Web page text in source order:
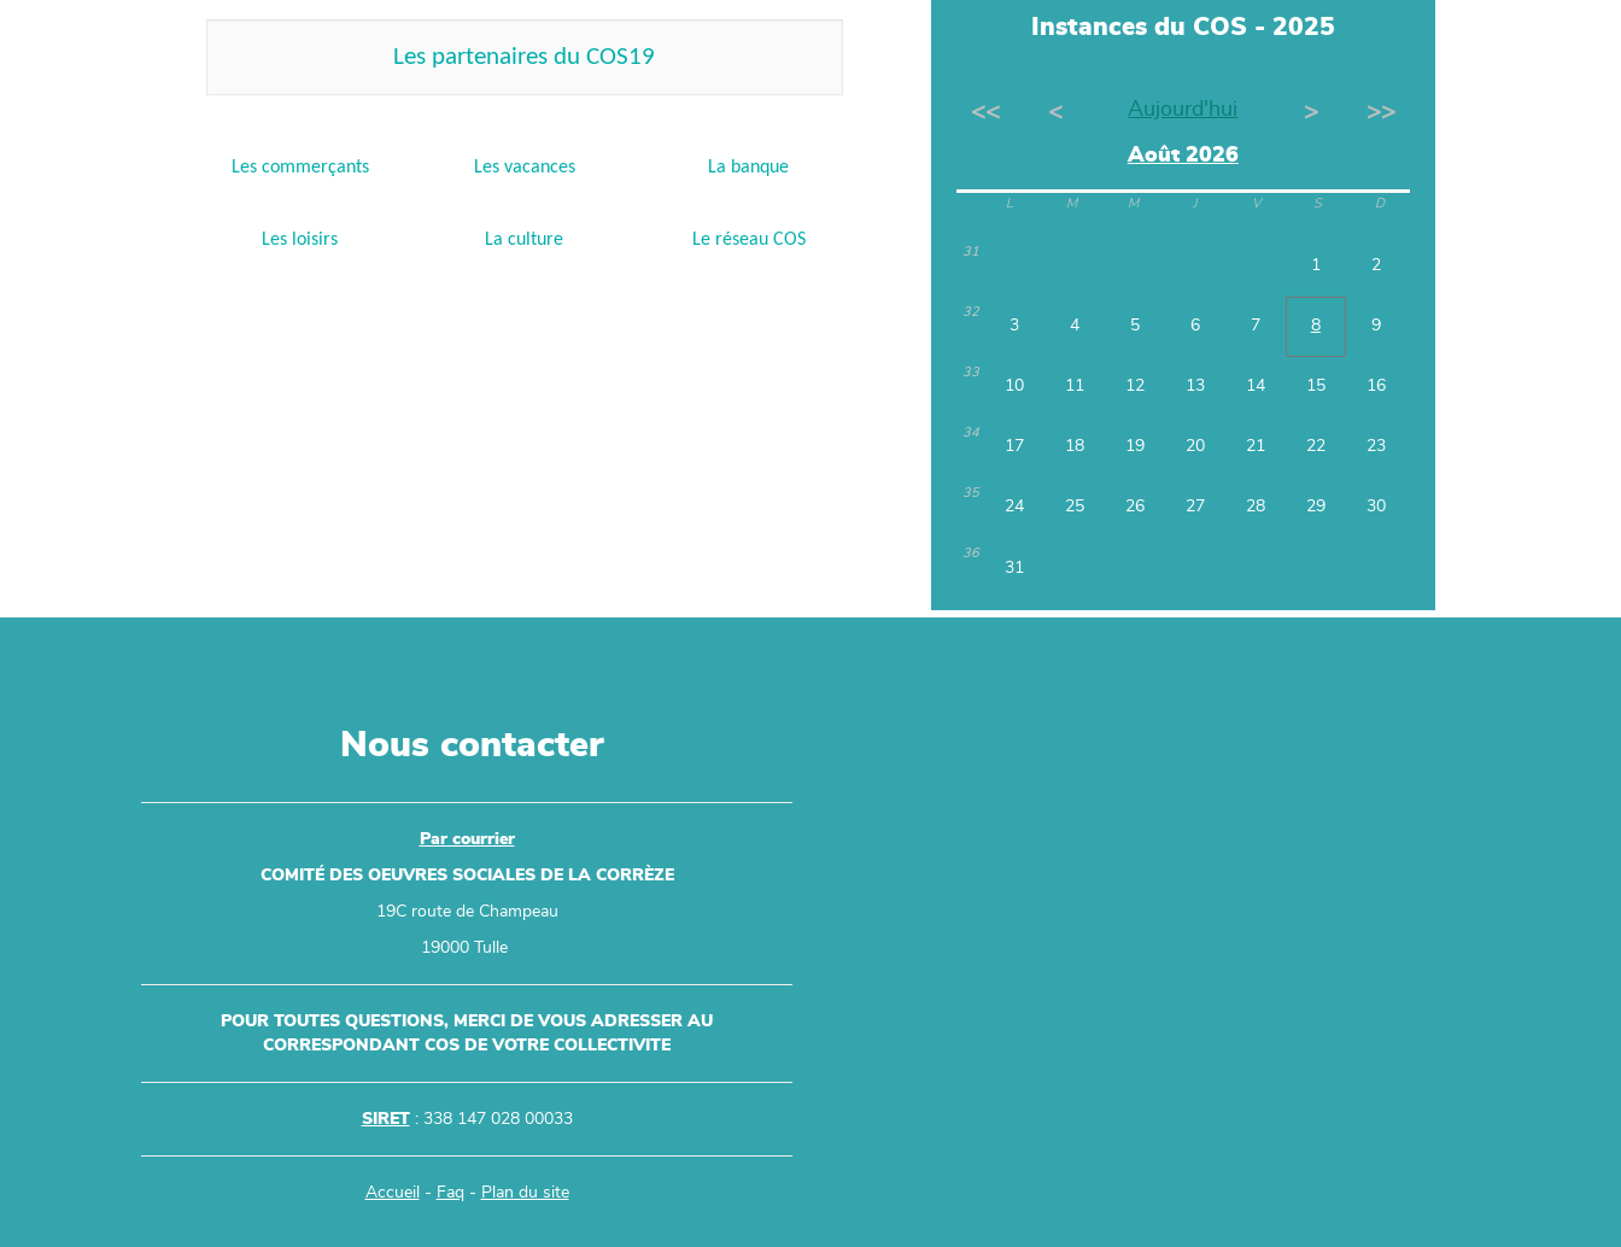
Les partenaires du COS19
Les commerçants Les vacances La banque
Les loisirs La culture Le réseau COS
Instances du COS - 2025
<< < Aujourd'hui > >>
Août 2026
L M M J V S D
31
1 2
32
3 4 5 6 7 8 9
33
10 11 12 13 14 15 16
34
17 18 19 20 21 22 23
35
24 25 26 27 28 29 30
36
31
Nous contacter
Par courrier
COMITÉ DES OEUVRES SOCIALES DE LA CORRÈZE
19C route de Champeau
19000 Tulle
POUR TOUTES QUESTIONS, MERCI DE VOUS ADRESSER AU
CORRESPONDANT COS DE VOTRE COLLECTIVITE
SIRET: 338 147 028 00033
Accueil - Faq - Plan du site